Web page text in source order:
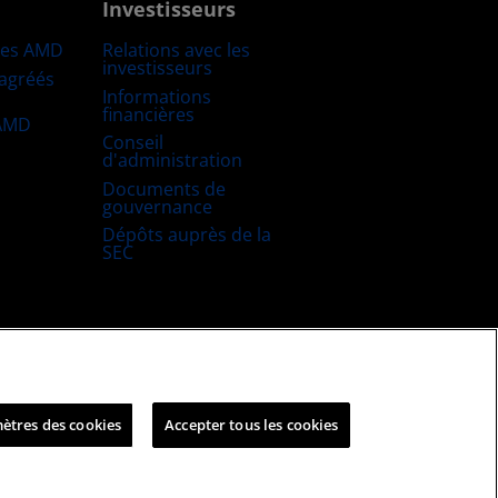
AMD
Investisseurs
Relations avec les
investisseurs
Informations
financières
Conseil
d'administration
Documents de
gouvernance
Dépôts auprès de la
SEC
des cookies Accepter tous les cookies